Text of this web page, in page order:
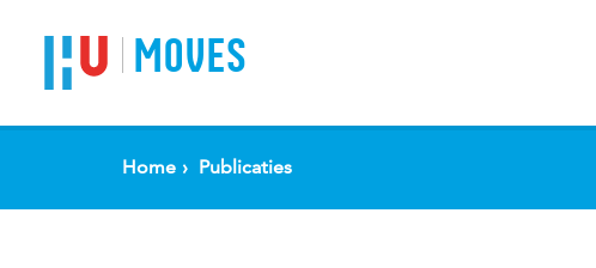
MOVES
Home Publicaties